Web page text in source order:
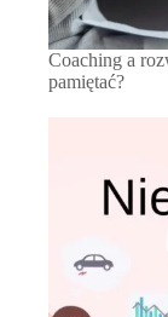
Coaching a
pamiętać?